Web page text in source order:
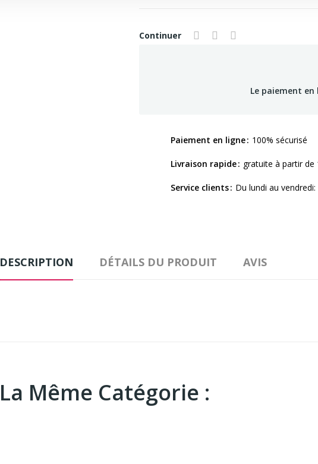
Continuer
Le paiement en
Paiement en ligne 100% sécurisé
Livraison rapide gratuite à partir de
Service clients Du lundi au vendredi:
DESCRIPTION DÉTAILS DU PRODUIT AVIS
Même Catégorie :